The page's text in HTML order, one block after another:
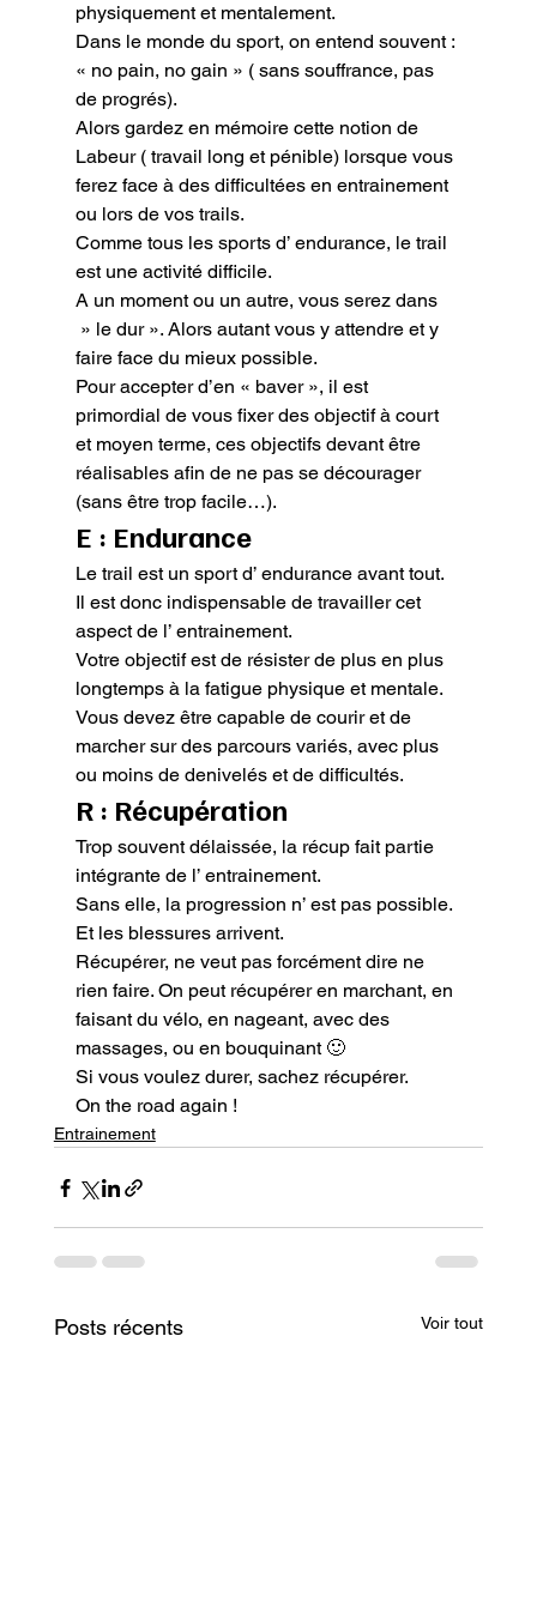
physiquement et mentalement.
Dans le monde du sport, on entend souvent :
« no pain, no gain » ( sans souffrance, pas
de progrés).
Alors gardez en mémoire cette notion de
Labeur ( travail long et pénible) lorsque vous
ferez face à des difficultées en entrainement
ou lors de vos trails.
Comme tous les sports d’ endurance, le trail
est une activité difficile.
A un moment ou un autre, vous serez dans
» le dur ». Alors autant vous y attendre et y
faire face du mieux possible.
Pour accepter d’en « baver », il est
primordial de vous fixer des objectif à court
et moyen terme, ces objectifs devant être
réalisables afin de ne pas se décourager
(sans être trop facile…).
E : Endurance
Le trail est un sport d’ endurance avant tout.
Il est donc indispensable de travailler cet
aspect de l’ entrainement.
Votre objectif est de résister de plus en plus
longtemps à la fatigue physique et mentale.
Vous devez être capable de courir et de
marcher sur des parcours variés, avec plus
ou moins de denivelés et de difficultés.
R : Récupération
Trop souvent délaissée, la récup fait partie
intégrante de l’ entrainement.
Sans elle, la progression n’ est pas possible.
Et les blessures arrivent.
Récupérer, ne veut pas forcément dire ne
rien faire. On peut récupérer en marchant, en
faisant du vélo, en nageant, avec des
massages, ou en bouquinant 🙂
Si vous voulez durer, sachez récupérer.
On the road again !
Entrainement
Posts récents Voir tout